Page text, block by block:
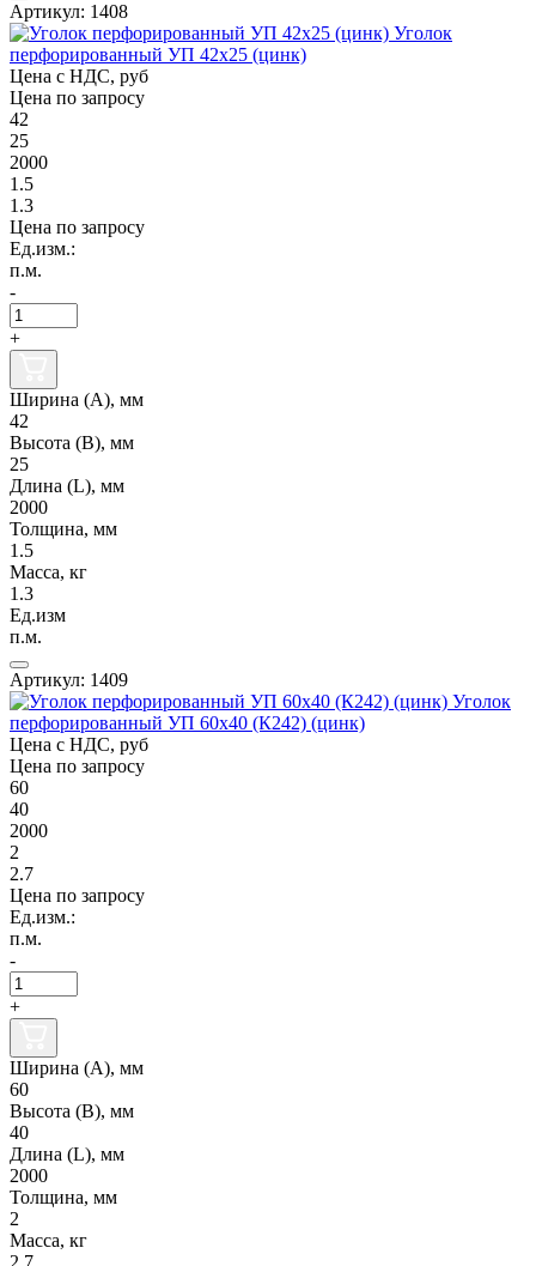
Артикул: 1408
Уголок
перфорированный УП 42х25 (цинк)
Цена с НДС, руб
Цена по запросу
42
25
2000
1.5
1.3
Цена по запросу
Ед.изм.:
п.м.
-
+
Ширина (А), мм
42
Высота (В), мм
25
Длина (L), мм
2000
Толщина, мм
1.5
Масса, кг
1.3
Ед.изм
п.м.
Артикул: 1409
Уголок
перфорированный УП 60х40 (К242) (цинк)
Цена с НДС, руб
Цена по запросу
60
40
2000
2
2.7
Цена по запросу
Ед.изм.:
п.м.
-
+
Ширина (А), мм
60
Высота (В), мм
40
Длина (L), мм
2000
Толщина, мм
2
Масса, кг